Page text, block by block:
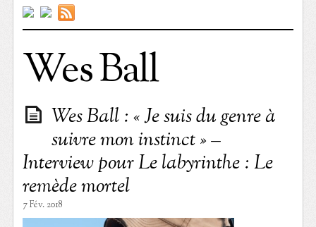
Wes Ball
Wes Ball : « Je suis du genre à
suivre mon instinct » –
Interview pour Le labyrinthe : Le
remède mortel
7 Fév. 2018